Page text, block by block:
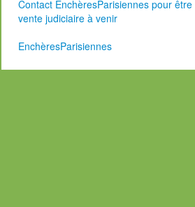
Contact EnchèresParisiennes pour
vente judiciaire à venir
EnchèresParisiennes